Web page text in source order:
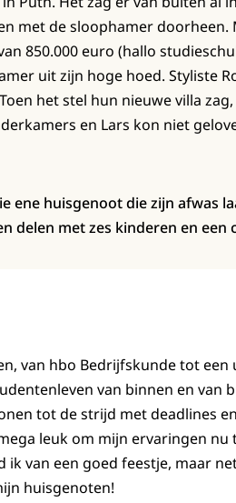
met de sloophamer doorheen.
850.000 euro (hallo
uit zijn hoge hoed. Styliste
het stel hun nieuwe villa
en Lars kon niet
ene huisgenoot die zijn afwas
delen met zes kinderen en een
van hbo Bedrijfskunde tot
van binnen en van
tot de strijd met deadlines
leuk om mijn ervaringen nu
van een goed feestje, maar
huisgenoten!